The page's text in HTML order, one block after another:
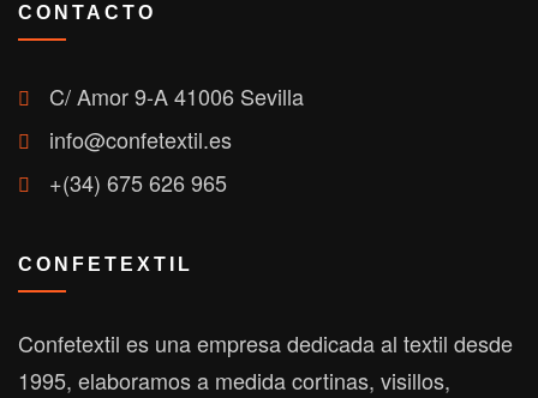
CONTACTO
C/ Amor 9-A 41006 Sevilla
info@confetextil.es
+(34) 675 626 965
CONFETEXTIL
Confetextil es una empresa dedicada al textil desde
1995, elaboramos a medida cortinas, visillos,